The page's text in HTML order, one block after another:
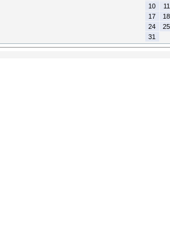
10
11
17
18
24
25
31